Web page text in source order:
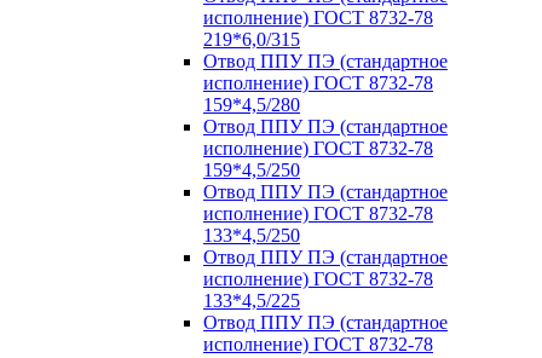
исполнение) ГОСТ 8732-78
219*6,0/315
Отвод ППУ ПЭ (стандартное
исполнение) ГОСТ 8732-78
159*4,5/280
Отвод ППУ ПЭ (стандартное
исполнение) ГОСТ 8732-78
159*4,5/250
Отвод ППУ ПЭ (стандартное
исполнение) ГОСТ 8732-78
133*4,5/250
Отвод ППУ ПЭ (стандартное
исполнение) ГОСТ 8732-78
133*4,5/225
Отвод ППУ ПЭ (стандартное
исполнение) ГОСТ 8732-78